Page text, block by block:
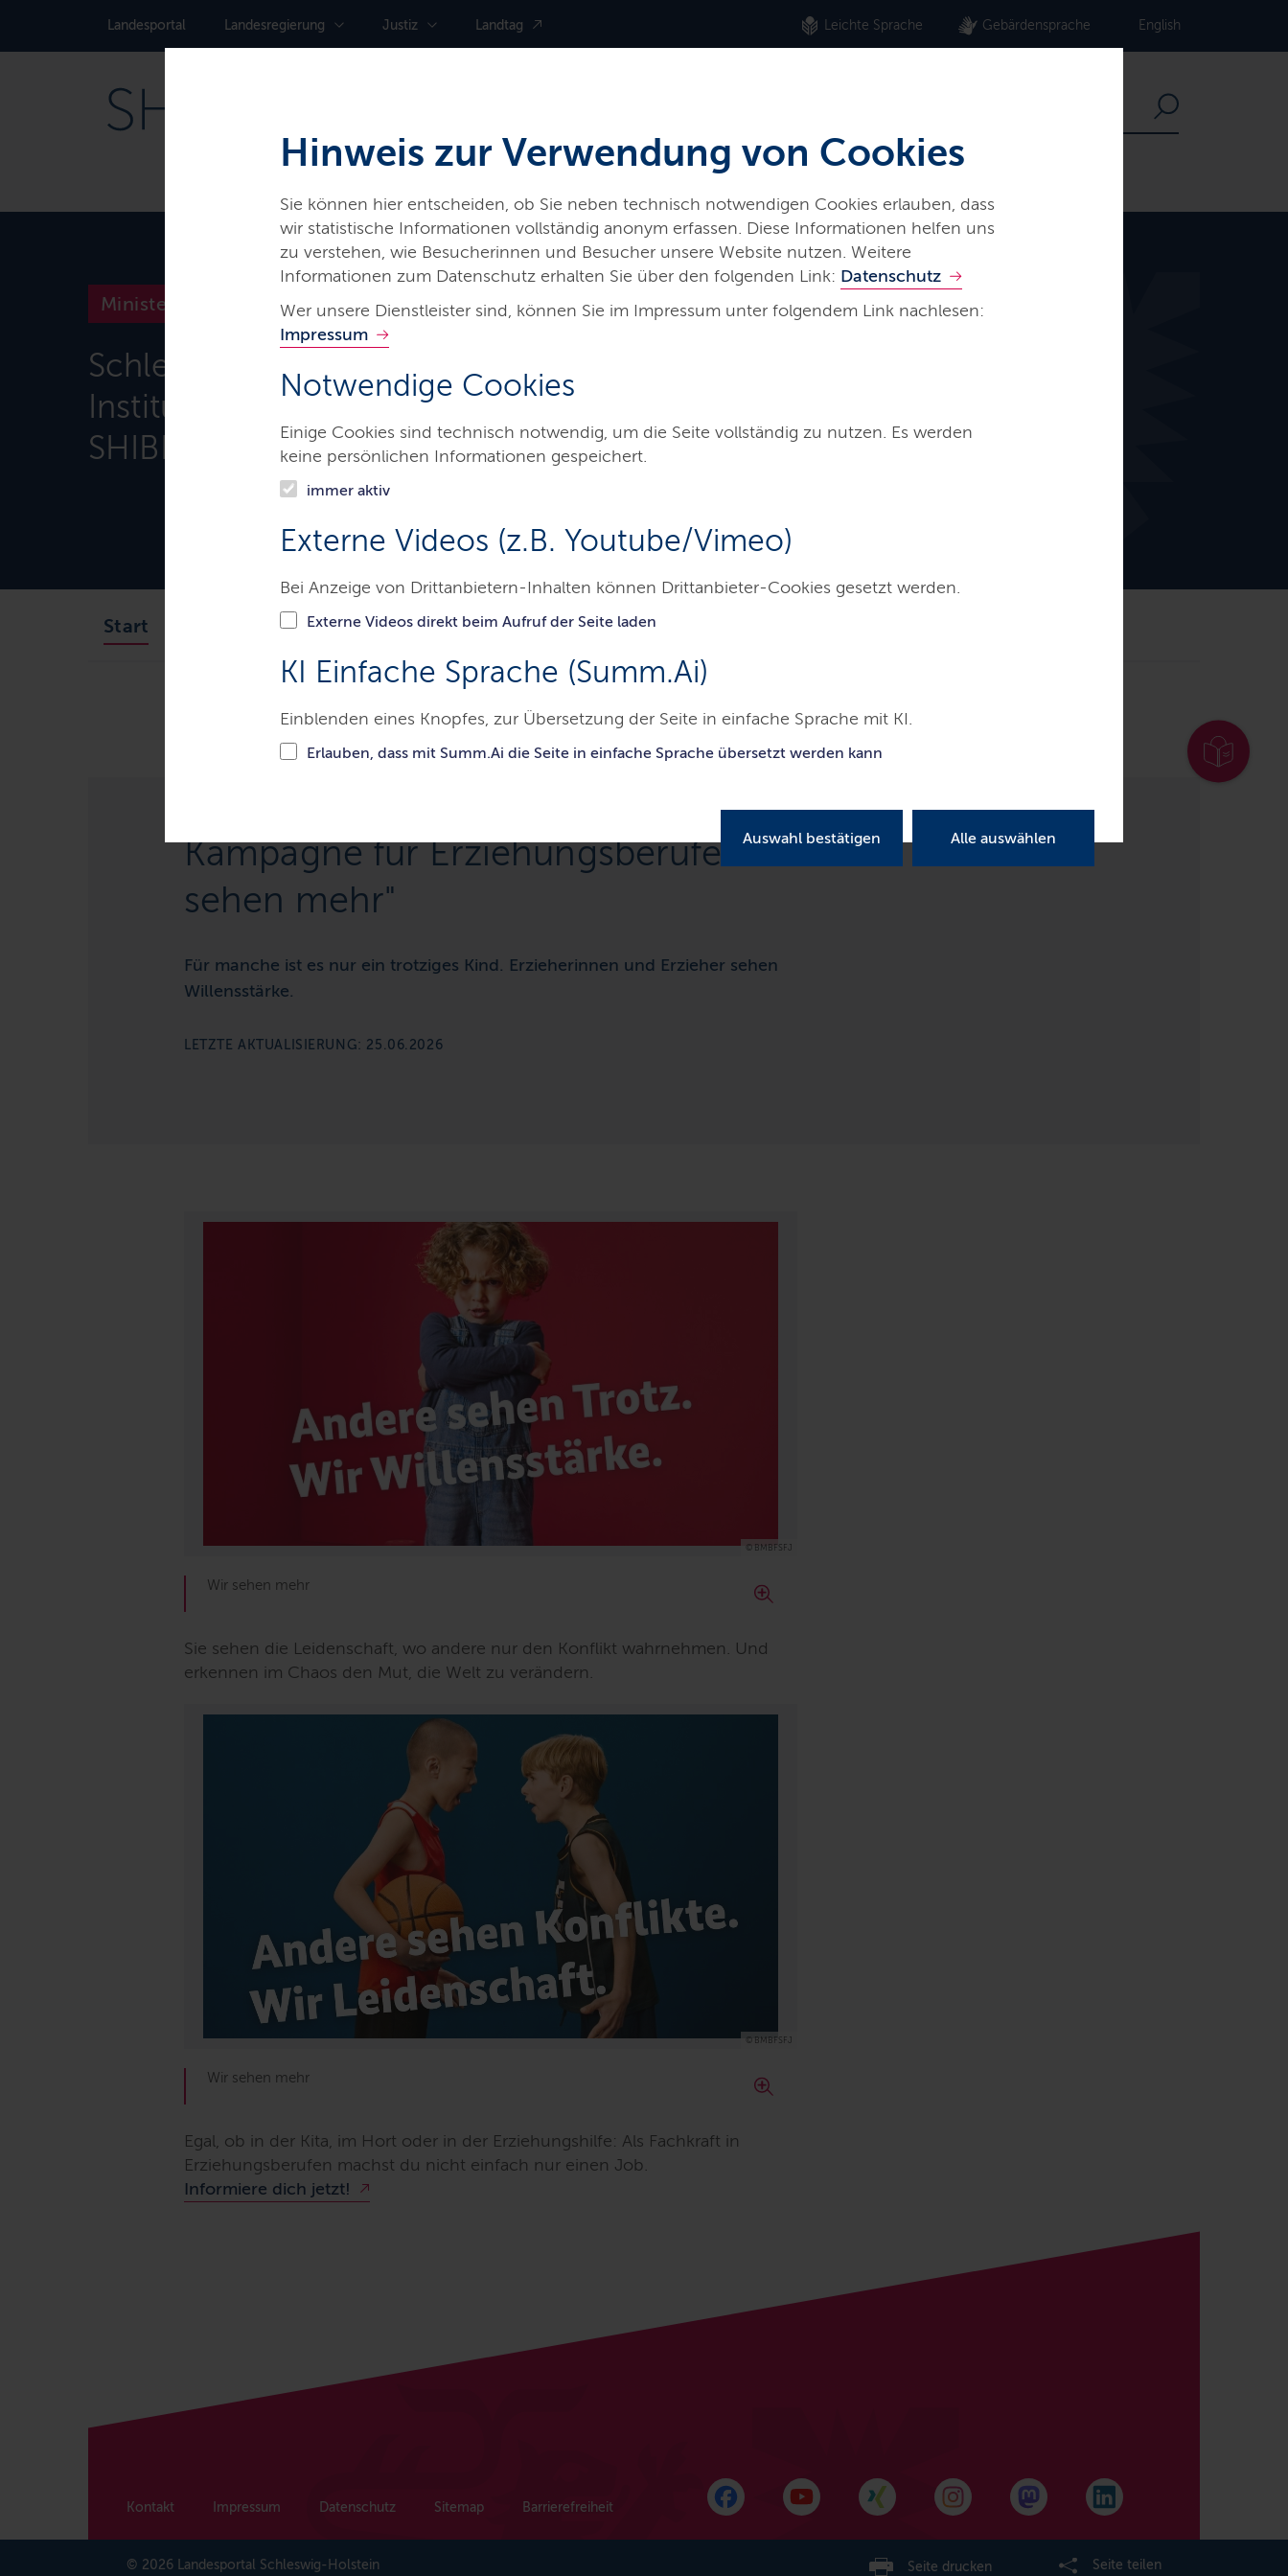
Hinweis zur Verwendung von Cookies
Sie können hier entscheiden, ob Sie neben technisch notwendigen Cookies erlauben, dass
wir statistische Informationen vollständig anonym erfassen. Diese Informationen helfen uns
zu verstehen, wie Besucherinnen und Besucher unsere Website nutzen. Weitere
Informationen zum Datenschutz erhalten Sie über den folgenden Link: Datenschutz
Wer unsere Dienstleister sind, können Sie im Impressum unter folgendem Link nachlesen:
Impressum
Notwendige Cookies
Einige Cookies sind technisch notwendig, um die Seite vollständig zu nutzen. Es werden
keine persönlichen Informationen gespeichert.
immer aktiv
Externe Videos (z.B. Youtube/Vimeo)
Bei Anzeige von Drittanbietern-Inhalten können Drittanbieter-Cookies gesetzt werden.
Externe Videos direkt beim Aufruf der Seite laden
KI Einfache Sprache (Summ.Ai)
Einblenden eines Knopfes, zur Übersetzung der Seite in einfache Sprache mit KI.
Erlauben, dass mit Summ.Ai die Seite in einfache Sprache übersetzt werden kann
Auswahl bestätigen Alle auswählen
Landes­portal Landes­regierung Justiz Landtag Leichte Sprache Gebärdensprache English
Schleswig-Holsteinisches
Institut für Berufliche Bildung
SHIBB Landesamt
Ministerien & Behörden
Start Themen Presse Service Kontakt
Schleswig-Holsteinisches Institut für Berufliche Bildung
Kampagne für Erziehungsberufe: "Wir
sehen mehr"
Für manche ist es nur ein trotziges Kind. Erzieherinnen und Erzieher sehen
Willensstärke.
LETZTE AKTUALISIERUNG: 25.06.2026
© BMBFSFJ
Wir sehen mehr
Sie sehen die Leidenschaft, wo andere nur den Konflikt wahrnehmen. Und
erkennen im Chaos den Mut, die Welt zu verändern.
© BMBFSFJ
Wir sehen mehr
Egal, ob in der Kita, im Hort oder in der Erziehungshilfe: Als Fachkraft in
Erziehungsberufen machst du nicht einfach nur einen Job.
Informiere dich jetzt!
Kontakt Impressum Datenschutz Sitemap Barrierefreiheit
© 2026 Landesportal Schleswig-Holstein Seite drucken Seite teilen